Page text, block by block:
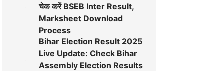
चेक करें BSEB Inter Result,
Marksheet Download
Process
Bihar Election Result 2025
Live Update: Check Bihar
Assembly Election Results